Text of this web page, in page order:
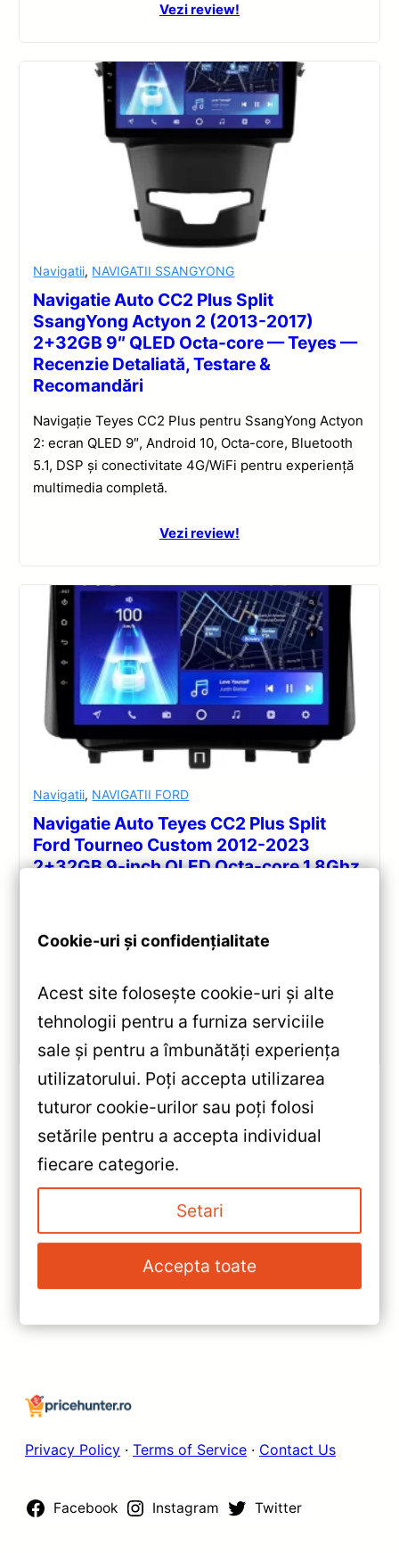
Vezi review!
Navigatii, NAVIGATII SSANGYONG
Navigatie Auto CC2 Plus Split
SsangYong Actyon 2 (2013-2017)
2+32GB 9″ QLED Octa-core — Teyes —
Recenzie Detaliată, Testare &
Recomandări
Navigație Teyes CC2 Plus pentru SsangYong Actyon
2: ecran QLED 9″, Android 10, Octa-core, Bluetooth
5.1, DSP și conectivitate 4G/WiFi pentru experiență
multimedia completă.
Vezi review!
Navigatii, NAVIGATII FORD
Navigatie Auto Teyes CC2 Plus Split
Ford Tourneo Custom 2012-2023
2+32GB 9-inch QLED Octa-core 1.8Ghz
Recenzie completă a Teyes CC2 Plus pentru Ford
Octa-core 1.8GHz, DSP 5.1, 4G/WiFi și Bluetooth 5.1.
«Navigație Teyes CC3 2K 360°
Honda Civic 8 — Caracteristici,
Păreri & Preț Actualizat
»
Nissan Patrol Y62 (2010-2020)
Detaliată, Testare &
Privacy Policy · Terms of Service · Contact Us
Facebook Instagram Twitter
Cookie-uri și confidențialitate
Acest site folosește cookie-uri și alte
tehnologii pentru a furniza serviciile
sale și pentru a îmbunătăți experiența
utilizatorului. Poți accepta utilizarea
tuturor cookie-urilor sau poți folosi
setările pentru a accepta individual
fiecare categorie.
Setari
Accepta toate